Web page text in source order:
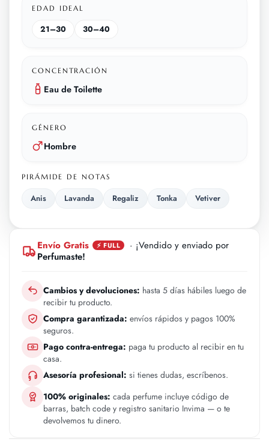
EDAD IDEAL
21–30 30–40
CONCENTRACIÓN
Eau de Toilette
GÉNERO
Hombre
PIRÁMIDE DE NOTAS
Anis Lavanda Regaliz Tonka Vetiver
Envío Gratis ⚡ FULL
· ¡Vendido y enviado por
Perfumaste!
Cambios y devoluciones: hasta 5 días hábiles luego de
recibir tu producto.
Compra garantizada: envíos rápidos y pagos 100%
seguros.
Pago contra-entrega: paga tu producto al recibir en tu
casa.
Asesoría profesional: si tienes dudas, escríbenos.
100% originales: cada perfume incluye código de
barras, batch code y registro sanitario Invima — o te
devolvemos tu dinero.